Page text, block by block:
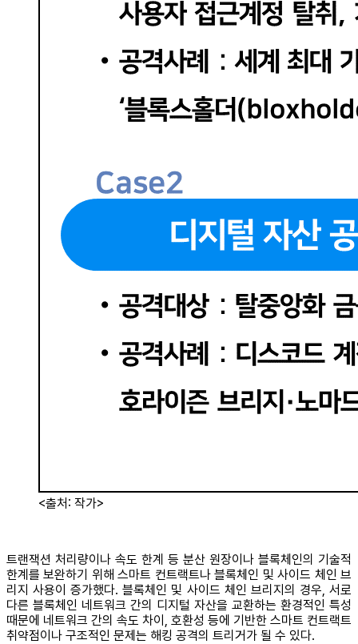
<출처: 작가>
트랜잭션 처리량이나 속도 한계 등 분산 원장이나 블록체인의 기술적
한계를 보완하기 위해 스마트 컨트랙트나 블록체인 및 사이드 체인 브
리지 사용이 증가했다. 블록체인 및 사이드 체인 브리지의 경우, 서로
다른 블록체인 네트워크 간의 디지털 자산을 교환하는 환경적인 특성
때문에 네트워크 간의 속도 차이, 호환성 등에 기반한 스마트 컨트랙트
취약점이나 구조적인 문제는 해킹 공격의 트리거가 될 수 있다.